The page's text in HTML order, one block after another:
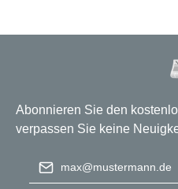
Abonnieren Sie den
verpassen Sie keine
E-Mail-Adresse*